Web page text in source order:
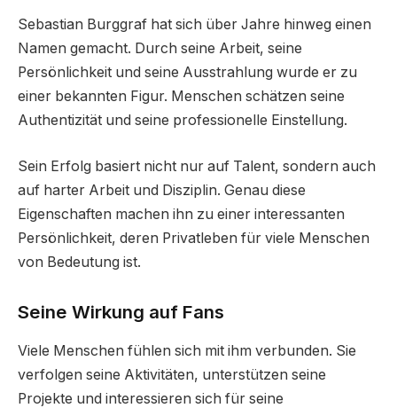
Sebastian Burggraf hat sich über Jahre hinweg einen
Namen gemacht. Durch seine Arbeit, seine
Persönlichkeit und seine Ausstrahlung wurde er zu
einer bekannten Figur. Menschen schätzen seine
Authentizität und seine professionelle Einstellung.
Sein Erfolg basiert nicht nur auf Talent, sondern auch
auf harter Arbeit und Disziplin. Genau diese
Eigenschaften machen ihn zu einer interessanten
Persönlichkeit, deren Privatleben für viele Menschen
von Bedeutung ist.
Seine Wirkung auf Fans
Viele Menschen fühlen sich mit ihm verbunden. Sie
verfolgen seine Aktivitäten, unterstützen seine
Projekte und interessieren sich für seine